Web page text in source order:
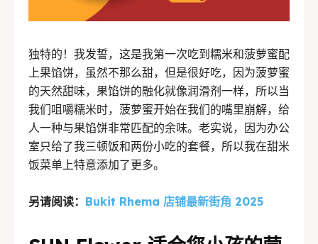
独特的！我发誓，这是我第一次吃到糯米和菠萝蜜配
上果馅饼，虽然不那么甜，但是很好吃，因为菠萝蜜
的天然甜味，果馅饼的融化就像润滑剂一样，所以当
我们咀嚼糯米时，菠萝蜜开始在我们的嘴里崩解，给
人一种与果馅饼非常匹配的余味。老实说，因为办公
室只给了我三顿饭和两份小吃的套餐，所以我在甜米
饭菜单上特意添加了更多。
另请阅读： Bukit Rhema 店铺最新街角 2025